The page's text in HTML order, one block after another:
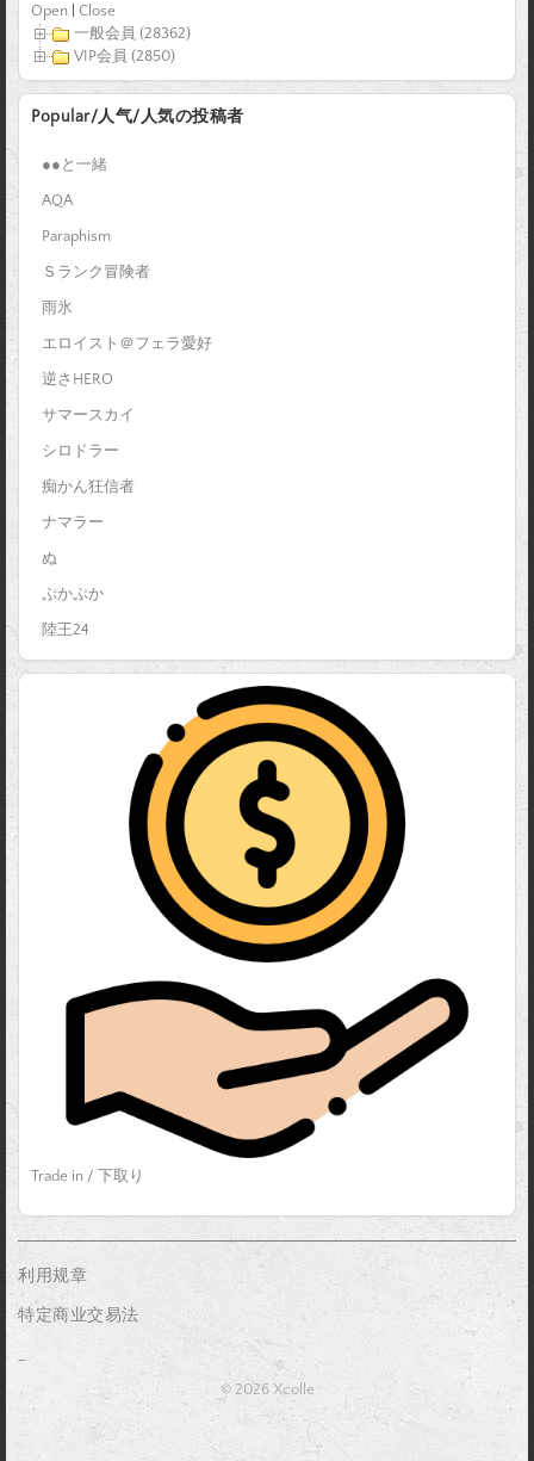
Open
Close
一般会員 (28362)
VIP会員 (2850)
Popular/人气/人気の投稿者
●●と一緒
AQA
Paraphism
Ｓランク冒険者
雨氷
エロイスト＠フェラ愛好
逆さHERO
サマースカイ
シロドラー
痴かん狂信者
ナマラー
ぬ
ぷかぷか
陸王24
Trade in / 下取り
利用规章
特定商业交易法
© 2026 Xcolle